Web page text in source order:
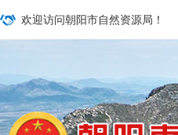
欢迎访问朝阳市自然资源局！